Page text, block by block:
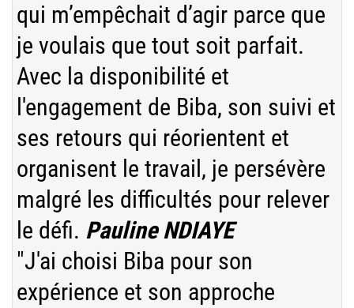
qui m’empêchait d’agir parce que
je voulais que tout soit parfait.
Avec la disponibilité et
l'engagement de Biba, son suivi et
ses retours qui réorientent et
organisent le travail, je persévère
malgré les difficultés pour relever
le défi. Pauline NDIAYE
"J'ai choisi Biba pour son
expérience et son approche